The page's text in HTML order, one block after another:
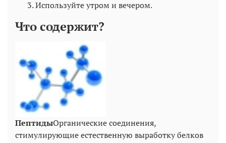
Используйте утром и вечером.
Что содержит?
ПептидыОрганические соединения,
стимулирующие естественную выработку белков